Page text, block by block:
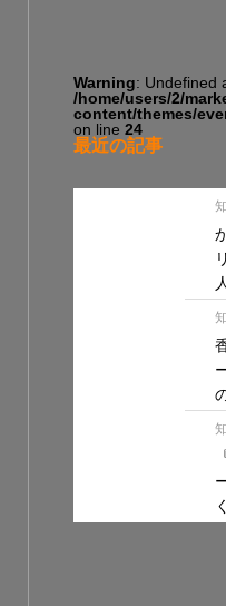
Warning: Undefined
/home/users/2/
content/themes/
on line24
最近の記事